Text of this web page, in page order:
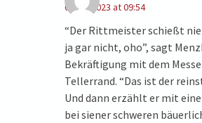
07/26/2023 at 09:54
“Der Rittmeister schießt
ja gar nicht, oho”, sagt
Bekräftigung mit dem
Tellerrand. “Das ist der
Und dann erzählt er mit
bei siener schweren